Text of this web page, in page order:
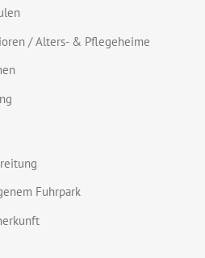
/ Alters- & Pflegeheime
Fuhrpark